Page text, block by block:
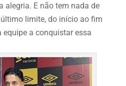
alegria. E não tem nada de
limite, do início ao fim
a conquistar essa